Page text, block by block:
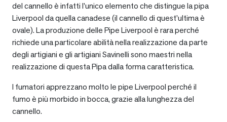
del cannello è infatti l’unico elemento che distingue la pipa
Liverpool da quella canadese (il cannello di quest’ultima è
ovale). La produzione delle Pipe Liverpool è rara perché
richiede una particolare abilità nella realizzazione da parte
degli artigiani e gli artigiani Savinelli sono maestri nella
realizzazione di questa Pipa dalla forma caratteristica.
I fumatori apprezzano molto le pipe Liverpool perché il
fumo è più morbido in bocca, grazie alla lunghezza del
cannello.